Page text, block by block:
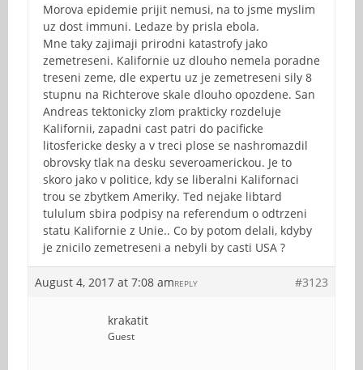
Morova epidemie prijit nemusi, na to jsme myslim
uz dost immuni. Ledaze by prisla ebola.
Mne taky zajimaji prirodni katastrofy jako
zemetreseni. Kalifornie uz dlouho nemela poradne
treseni zeme, dle expertu uz je zemetreseni sily 8
stupnu na Richterove skale dlouho opozdene. San
Andreas tektonicky zlom prakticky rozdeluje
Kalifornii, zapadni cast patri do pacificke
litosfericke desky a v treci plose se nashromazdil
obrovsky tlak na desku severoamerickou. Je to
skoro jako v politice, kdy se liberalni Kalifornaci
trou se zbytkem Ameriky. Ted nejake libtard
tululum sbira podpisy na referendum o odtrzeni
statu Kalifornie z Unie.. Co by potom delali, kdyby
je znicilo zemetreseni a nebyli by casti USA ?
August 4, 2017 at 7:08 am #3123
REPLY
krakatit
Guest